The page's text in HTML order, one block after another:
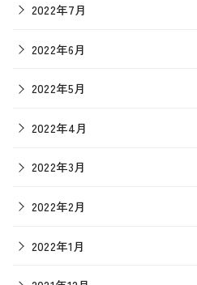
2022年7月
2022年6月
2022年5月
2022年4月
2022年3月
2022年2月
2022年1月